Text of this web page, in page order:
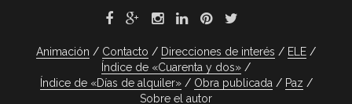
Animación Contacto Direcciones de interés
ELE
Índice de «Cuarenta y dos»
Índice de «Días de alquiler»
Obra publicada
Paz
Sobre el autor